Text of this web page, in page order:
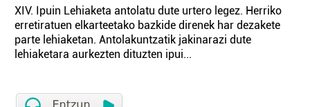
XIV. Ipuin Lehiaketa antolatu dute urtero legez. Herriko
erretiratuen elkarteetako bazkide direnek har dezakete
parte lehiaketan. Antolakuntzatik jakinarazi dute
lehiaketara aurkezten dituzten ipui...